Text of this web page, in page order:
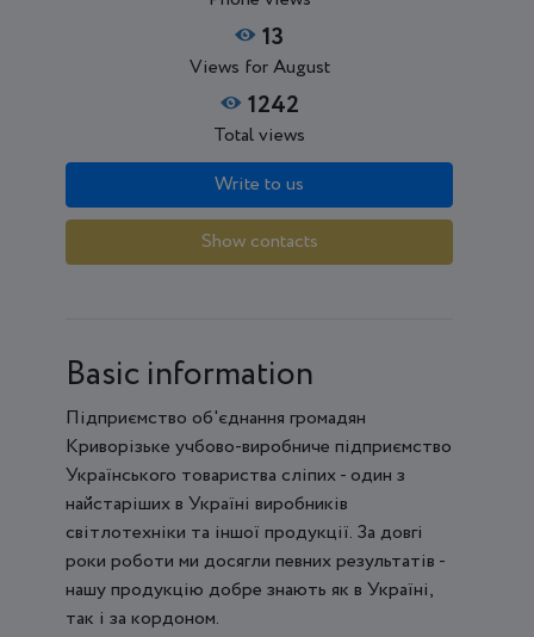
13
Views for August
1242
Total views
Write to us
Show contacts
Basic information
Підприємство об'єднання громадян
Криворізьке учбово-виробниче підприємство
Українського товариства сліпих - один з
найстаріших в Україні виробників
світлотехніки та іншої продукції. За довгі
роки роботи ми досягли певних результатів -
нашу продукцію добре знають як в Україні,
так і за кордоном.